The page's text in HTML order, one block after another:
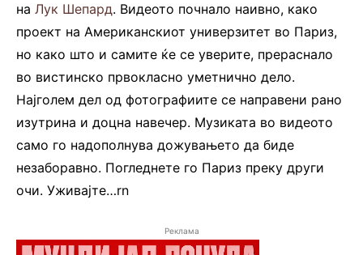
на Лук Шепард. Видеото почнало наивно, како
проект на Американскиот универзитет во Париз,
но како што и самите ќе се уверите, прераснало
во вистинско првокласно уметнично дело.
Најголем дел од фотографиите се направени рано
изутрина и доцна навечер. Музиката во видеото
само го надополнува дожувањето да биде
незаборавно. Погледнете го Париз преку други
очи. Уживајте…rn
Реклама